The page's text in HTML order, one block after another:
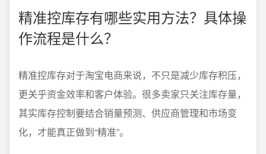
精准控库存有哪些实用方法？具体操
作流程是什么？
精准控库存对于淘宝电商来说，不只是减少库存积压，
更关乎资金效率和客户体验。很多卖家只关注库存量，
其实库存控制要结合销量预测、供应商管理和市场变
化，才能真正做到“精准”。